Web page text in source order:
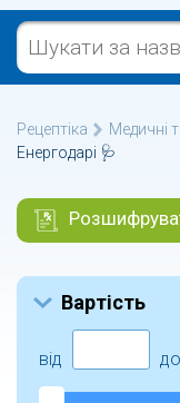
Рецептіка Медичні
Енергодарі 🩺
Вартість
від до